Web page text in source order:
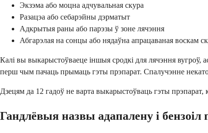
Экзэма або моцна адчувальная скура
Разацэа або себарэйны дэрматыт
Адкрытыя раны або парэзы ў зоне лячэння
Абгарэлая на сонцы або нядаўна апрацаваная воскам
Калі вы выкарыстоўваеце іншыя сродкі для лячэння вугроў,
перш чым пачаць прымаць гэты прэпарат. Спалучэнне
Дзецям да 12 гадоў не варта выкарыстоўваць гэты
Гандлёвыя назвы адапалену і бензоіл